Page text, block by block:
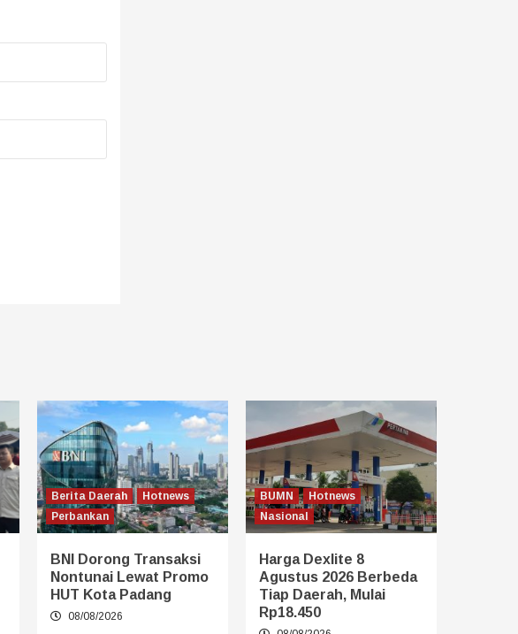
Berita Daerah
Hotnews
Perbankan
BNI Dorong Transaksi
Nontunai Lewat Promo
HUT Kota Padang
08/08/2026
BUMN
Hotnews
Nasional
Harga Dexlite 8
Agustus 2026 Berbeda
Tiap Daerah, Mulai
Rp18.450